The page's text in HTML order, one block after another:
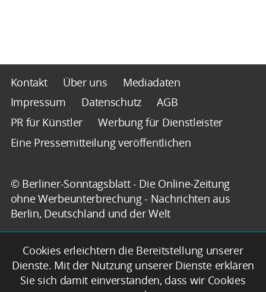
Kontakt Über uns
Mediadaten
Impressum
Datenschutz
AGB
PR für Künstler
Werbung für Dienstleister
Eine Pressemitteilung veröffentlichen
© Berliner-Sonntagsblatt - Die Online-Zeitung
ohne Werbeunterbrechung - Nachrichten aus
Berlin, Deutschland und der Welt
Cookies erleichtern die Bereitstellung unserer
Dienste. Mit der Nutzung unserer Dienste erklären
Sie sich damit einverstanden, dass wir Cookies